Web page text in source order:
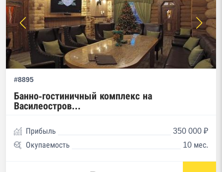
#8895
Банно-гостиничный комплекс на
Василеостров...
Прибыль
350 000 ₽
Окупаемость
10 мес.